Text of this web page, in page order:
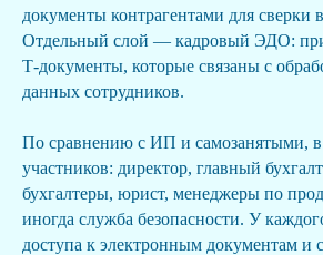
документы контрагентами для сверки
Отдельный слой — кадровый ЭДО:
Т‑документы, которые связаны с
данных сотрудников.
По сравнению с ИП и самозанятыми,
участников: директор, главный
бухгалтеры, юрист, менеджеры по
иногда служба безопасности. У
доступа к электронным документам и